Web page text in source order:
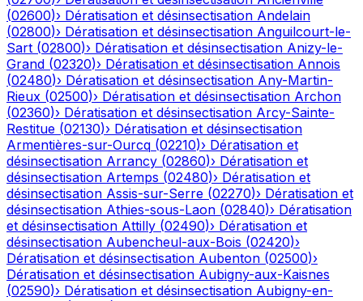
(02600)› Dératisation et désinsectisation Andelain
(02800)› Dératisation et désinsectisation Anguilcourt-le-
Sart (02800)› Dératisation et désinsectisation Anizy-le-
Grand (02320)› Dératisation et désinsectisation Annois
(02480)› Dératisation et désinsectisation Any-Martin-
Rieux (02500)› Dératisation et désinsectisation Archon
(02360)› Dératisation et désinsectisation Arcy-Sainte-
Restitue (02130)› Dératisation et désinsectisation
Armentières-sur-Ourcq (02210)› Dératisation et
désinsectisation Arrancy (02860)› Dératisation et
désinsectisation Artemps (02480)› Dératisation et
désinsectisation Assis-sur-Serre (02270)› Dératisation et
désinsectisation Athies-sous-Laon (02840)› Dératisation
et désinsectisation Attilly (02490)› Dératisation et
désinsectisation Aubencheul-aux-Bois (02420)›
Dératisation et désinsectisation Aubenton (02500)›
Dératisation et désinsectisation Aubigny-aux-Kaisnes
(02590)› Dératisation et désinsectisation Aubigny-en-